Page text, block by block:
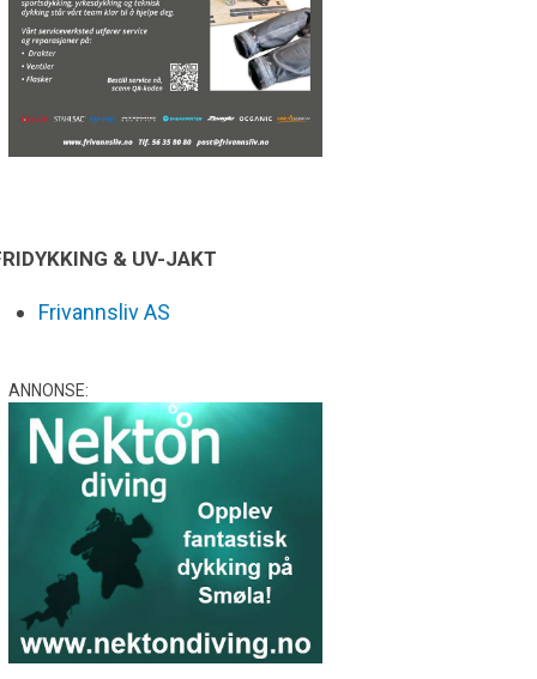
& UV-JAKT
Frivannsliv AS
ANNONSE: